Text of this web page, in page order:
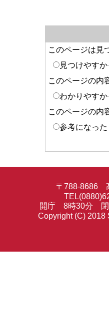
このページは見
見つけやす
このページの内
わかりやす
このページの内
参考になった
〒788-8686
開庁 8時30分 閉
Copyright (C) 2018